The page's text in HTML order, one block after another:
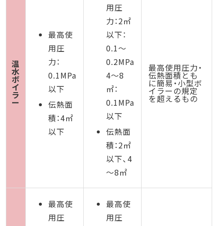
温
水
ボ
イ
ラ
ー
最高使
用圧
力：
0.1MPa
以下
伝熱面
積：4㎡
以下
用圧
力：2㎡
以下：
0.1～
0.2MPa
4～8
㎡：
0.1MPa
以下
伝熱面
積：2㎡
以下、4
～8㎡
最高使用圧力・
伝熱面積とも
に簡易・小型ボ
イラーの規定
を超えるもの
最高使
用圧
最高使
用圧